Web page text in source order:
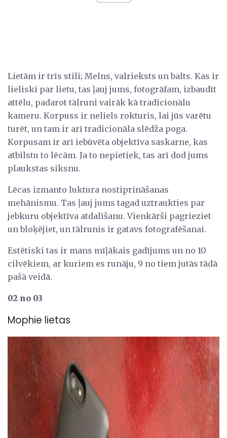
Lietām ir trīs stili; Melns, valrieksts un balts. Kas ir
lieliski par lietu, tas ļauj jums, fotogrāfam, izbaudīt
attēlu, padarot tālruni vairāk kā tradicionālu
kameru. Korpuss ir neliels rokturis, lai jūs varētu
turēt, un tam ir arī tradicionāla slēdža poga.
Korpusam ir arī iebūvēta objektīva saskarne, kas
atbilstu to lēcām. Ja to nepietiek, tas arī dod jums
plaukstas siksnu.
Lēcas izmanto luktura nostiprināšanas
mehānismu. Tas ļauj jums tagad uztraukties par
jebkuru objektīva atdalīšanu. Vienkārši pagrieziet
un bloķējiet, un tālrunis ir gatavs fotografēšanai.
Estētiski tas ir mans mīļākais gadījums un no 10
cilvēkiem, ar kuriem es runāju, 9 no tiem jutās tādā
pašā veidā.
02 no 03
Mophie lietas